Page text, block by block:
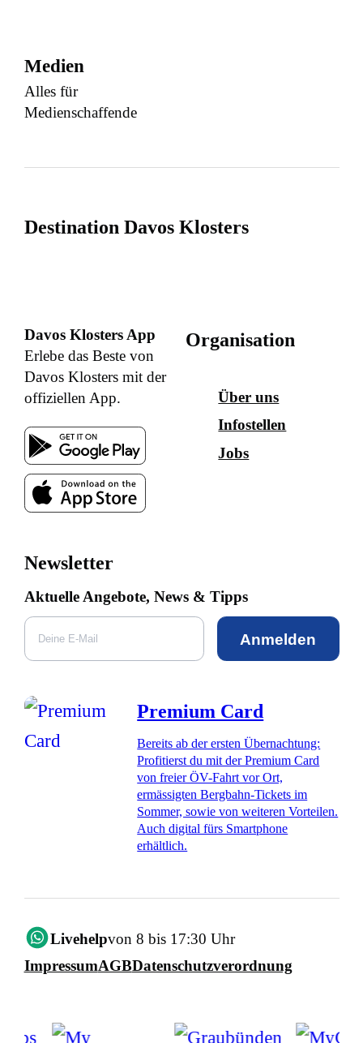
Medien
Alles für
Medienschaffende
Destination Davos Klosters
Davos Klosters App
Erlebe das Beste von
Davos Klosters mit der
offiziellen App.
Organisation
Über uns
Infostellen
Jobs
Newsletter
Aktuelle Angebote, News & Tipps
Anmelden
Premium Card
Bereits ab der ersten Übernachtung:
Profitierst du mit der Premium Card
von freier ÖV-Fahrt vor Ort,
ermässigten Bergbahn-Tickets im
Sommer, sowie von weiteren Vorteilen.
Auch digital fürs Smartphone
erhältlich.
Livehelpvon 8 bis 17:30 Uhr
ImpressumAGBDatenschutzverordnung